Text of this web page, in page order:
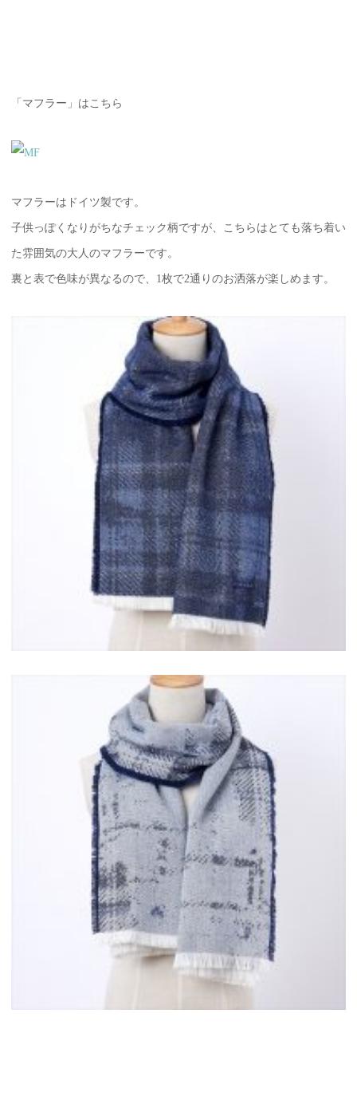
「マフラー」はこちら
マフラーはドイツ製です。
子供っぽくなりがちなチェック柄ですが、こちらはとても落ち着い
た雰囲気の大人のマフラーです。
裏と表で色味が異なるので、1枚で2通りのお洒落が楽しめます。